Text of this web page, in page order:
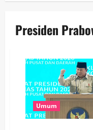
Presiden
Umum